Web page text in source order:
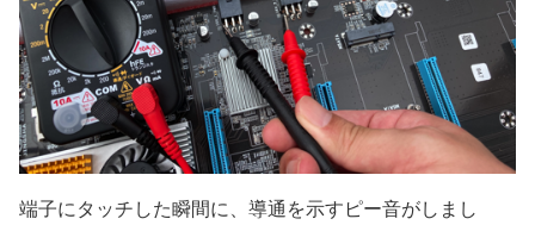
端子にタッチした瞬間に、導通を示すピー音がしまし